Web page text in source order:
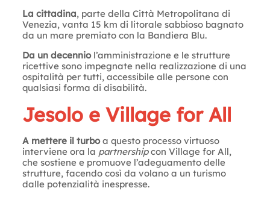
La cittadina, parte della Città Metropolitana di
Venezia, vanta 15 km di litorale sabbioso bagnato
da un mare premiato con la Bandiera Blu.
Da un decenniol’amministrazione e le strutture
ricettive sono impegnate nella realizzazione di una
ospitalità per tutti, accessibile alle persone con
qualsiasi forma di disabilità.
Jesolo e Village for All
A mettere il turboa questo processo virtuoso
interviene ora la partnershipcon Village for All,
che sostiene e promuove l’adeguamento delle
strutture, facendo così da volano a un turismo
dalle potenzialità inespresse.